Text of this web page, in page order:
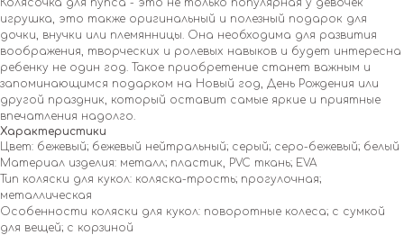
Колясочка для пупса - это не только популярная у девочек
игрушка, это также оригинальный и полезный подарок для
дочки, внучки или племянницы. Она необходима для развития
воображения, творческих и ролевых навыков и будет интересна
ребенку не один год. Такое приобретение станет важным и
запоминающимся подарком на Новый год, День Рождения или
другой праздник, который оставит самые яркие и приятные
впечатления надолго.
Характеристики
Цвет: бежевый; бежевый нейтральный; серый; серо-бежевый; белый
Материал изделия: металл; пластик, PVC ткань; EVA
Тип коляски для кукол: коляска-трость; прогулочная;
металлическая
Особенности коляски для кукол: поворотные колеса; с сумкой
для вещей; с корзиной